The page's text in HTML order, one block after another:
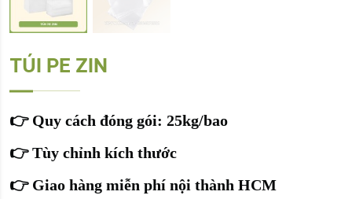
TÚI PE ZIN
👉Quy cách đóng gói: 25kg/bao
👉Tùy chỉnh kích thước
👉Giao hàng miễn phí nội thành HCM